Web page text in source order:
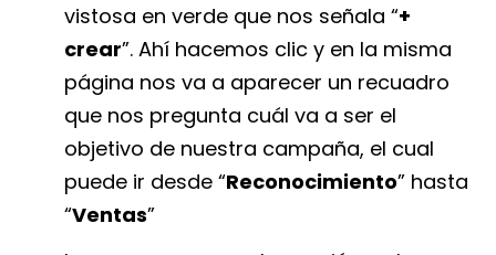
vistosa en verde que nos señala “+
crear”. Ahí hacemos clic y en la misma
página nos va a aparecer un recuadro
que nos pregunta cuál va a ser el
objetivo de nuestra campaña, el cual
puede ir desde “Reconocimiento” hasta
“Ventas”